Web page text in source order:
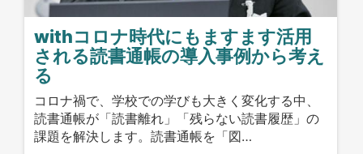
withコロナ時代にもますます活用
される読書通帳の導入事例から考え
る
コロナ禍で、学校での学びも大きく変化する中、
読書通帳が「読書離れ」「残らない読書履歴」の
課題を解決します。読書通帳を「図…